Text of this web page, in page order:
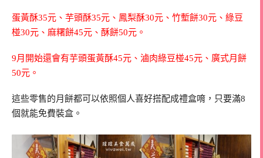
蛋黃酥35元、芋頭酥35元、鳳梨酥30元、竹塹餅30元、綠豆
椪30元、麻糬餅45元、酥餅50元。
9月開始還會有芋頭蛋黃酥45元、滷肉綠豆椪45元、廣式月餅
50元。
這些零售的月餅都可以依照個人喜好搭配成禮盒唷，只要滿8
個就能免費裝盒。